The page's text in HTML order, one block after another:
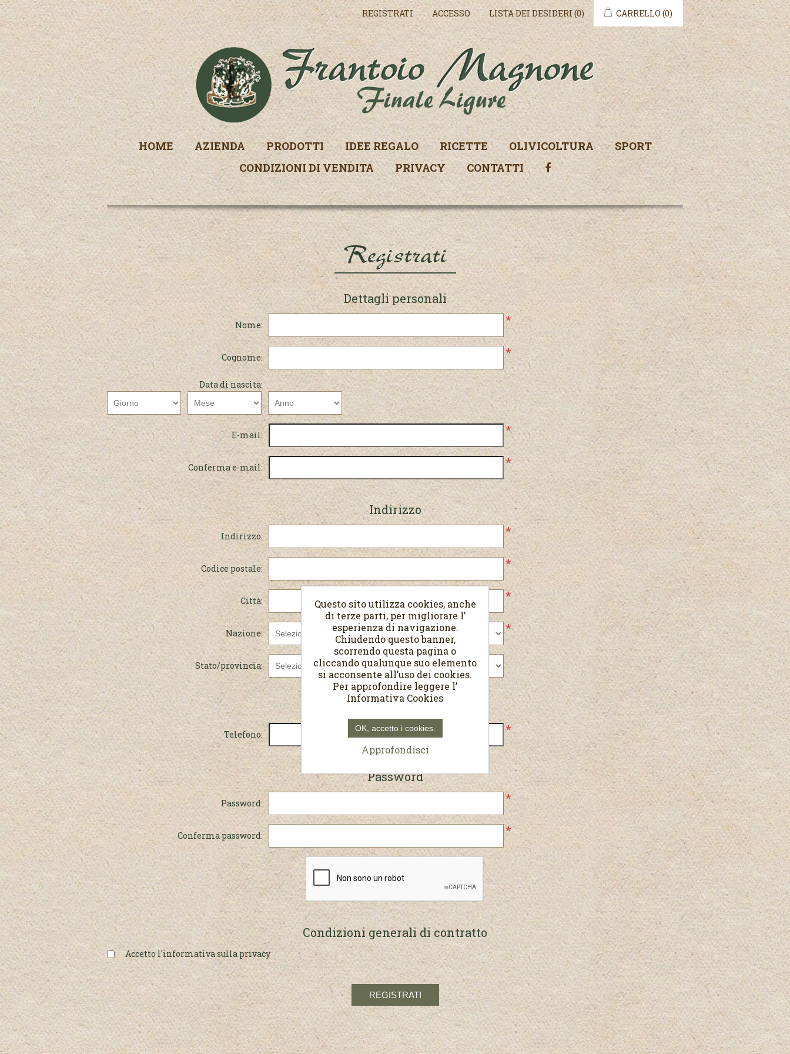
REGISTRATI ACCESSO LISTA DEI DESIDERI(0) CARRELLO (0)
HOME AZIENDA PRODOTTI IDEE REGALO RICETTE OLIVICOLTURA
SPORT
CONDIZIONI DI VENDITA
PRIVACY CONTATTI
Registrati
Dettagli personali
Nome: *
Cognome: *
Data di nascita:
E-mail: *
Conferma e-mail: *
Indirizzo
Indirizzo: *
Codice postale: *
Città: *
Nazione: *
Stato/provincia:
Telefono: *
Password
Password: *
Conferma password: *
Condizioni generali di contratto
Accetto l'informativa sulla privacy
Questo sito utilizza cookies, anche
di terze parti, per migliorare l’
esperienza di navigazione.
Chiudendo questo banner,
scorrendo questa pagina o
cliccando qualunque suo elemento
si acconsente all’uso dei cookies.
Per approfondire leggere l’
Informativa Cookies
OK, accetto i cookies.
Approfondisci